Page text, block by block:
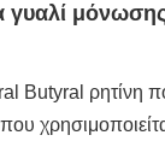
γυαλί
Butyral ρητίνη